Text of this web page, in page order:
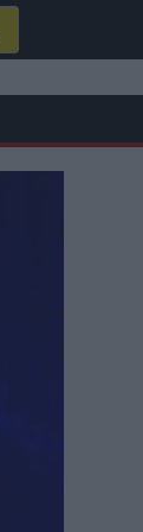
για: